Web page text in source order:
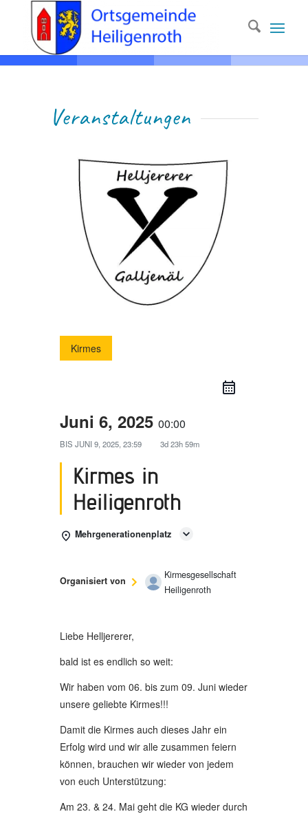
Ver­anstaltungen
Kirmes
Juni 6, 2025 00:00
BIS JUNI 9, 2025, 23:59 3d 23h 59m
Kirmes in
Heiligenroth
Mehrgenerationenplatz
Organisiert von
Kirmesgesellschaft
Heiligenroth
Liebe Helljererer,
bald ist es endlich so weit:
Wir haben vom 06. bis zum 09. Juni wieder
unsere geliebte Kirmes!!!
Damit die Kirmes auch dieses Jahr ein
Erfolg wird und wir alle zusammen feiern
können, brauchen wir wieder von jedem
von euch Unterstützung:
Am 23. & 24. Mai geht die KG wieder durch